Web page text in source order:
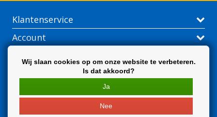
Klantenservice
Account
Wij slaan cookies op om onze website te verbeteren.
Is dat akkoord?
Ja
Nee